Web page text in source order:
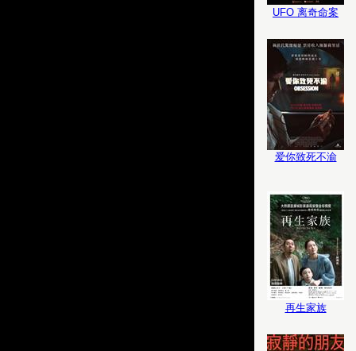
UFO 离奇命案
爱你致死不渝
再生家族